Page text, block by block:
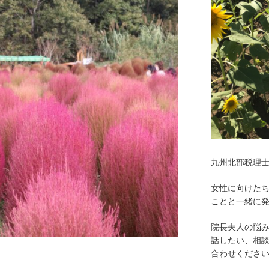
九州北部税理
女性に向けた
ことと一緒に
院長夫人の悩
話したい、相
合わせくださ